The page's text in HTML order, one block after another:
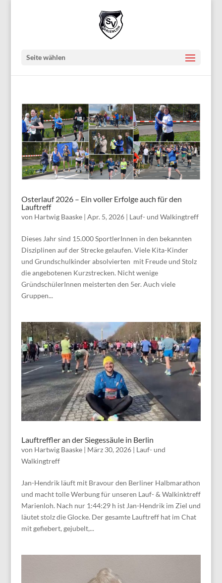
Seite wählen
Osterlauf 2026 – Ein voller Erfolge auch für den
Lauftreff
von Hartwig Baaske| Apr. 5, 2026| Lauf- und Walkingtreff
Dieses Jahr sind 15.000 SportlerInnen in den bekannten
Disziplinen auf der Strecke gelaufen. Viele Kita-Kinder
und Grundschulkinder absolvierten mit Freude und Stolz
die angebotenen Kurzstrecken. Nicht wenige
GründschülerInnen meisterten den 5er. Auch viele
Gruppen...
Lauftreffler an der Siegessäule in Berlin
von Hartwig Baaske| März 30, 2026| Lauf- und
Walkingtreff
Jan-Hendrik läuft mit Bravour den Berliner Halbmarathon
und macht tolle Werbung für unseren Lauf- & Walkinktreff
Marienloh. Nach nur 1:44:29 h ist Jan-Hendrik im Ziel und
läutet stolz die Glocke. Der gesamte Lauftreff hat im Chat
mit gefiebert, gejubelt,...